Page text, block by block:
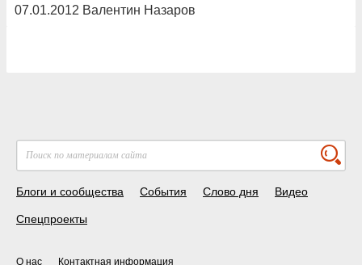
07.01.2012 Валентин Назаров
Блоги и сообщества События Слово дня Видео
Спецпроекты
О нас Контактная информация